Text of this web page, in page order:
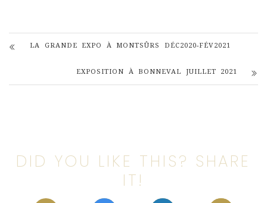
LA GRANDE EXPO À MONTSÛRS DÉC2020-FÉV2021
EXPOSITION À BONNEVAL JUILLET 2021
DID YOU LIKE THIS? SHARE
IT!